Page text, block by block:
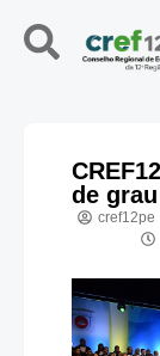
de
cref12pe